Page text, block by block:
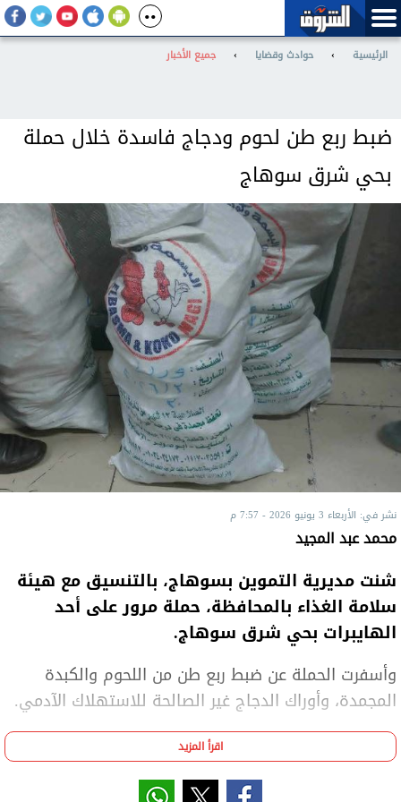
الرئيسية › حوادث وقضايا › جميع الأخبار
ضبط ربع طن لحوم ودجاج فاسدة خلال حملة
بحي شرق سوهاج
نشر في: الأربعاء 3 يونيو 2026 - 7:57 م
محمد عبد المجيد
شنت مديرية التموين بسوهاج، بالتنسيق مع هيئة
سلامة الغذاء بالمحافظة، حملة مرور على أحد
الهايبرات بحي شرق سوهاج.
وأسفرت الحملة عن ضبط ربع طن من اللحوم والكبدة
المجمدة، وأوراك الدجاج غير الصالحة للاستهلاك الآدمي.
وأوضح الدكتور سامح التوني، وكيل وزارة التموين
والتجارة الداخلية بسوهاج، أن الحملة جاءت في إطار
المتابعة المستمرة للأسواق والتأكد من صلاحية المنتجات
اقرأ المزيد